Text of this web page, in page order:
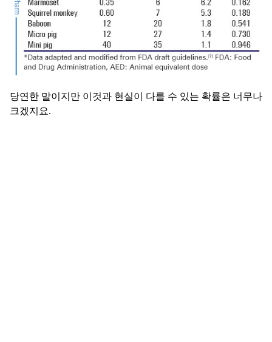
당연한 말이지만 이것과 현실이 다를 수 있는 확률은 너무나
크겠지요.